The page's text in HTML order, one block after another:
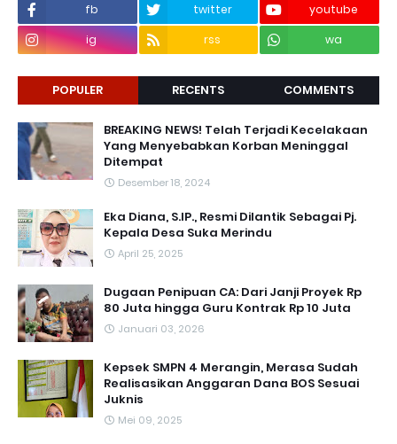
fb twitter
youtube
ig
rss wa
POPULER RECENTS COMMENTS
BREAKING NEWS! Telah Terjadi Kecelakaan
Yang Menyebabkan Korban Meninggal
Ditempat
Desember 18, 2024
Eka Diana, S.IP., Resmi Dilantik Sebagai Pj.
Kepala Desa Suka Merindu
April 25, 2025
Dugaan Penipuan CA: Dari Janji Proyek Rp
80 Juta hingga Guru Kontrak Rp 10 Juta
Januari 03, 2026
Kepsek SMPN 4 Merangin, Merasa Sudah
Realisasikan Anggaran Dana BOS Sesuai
Juknis
Mei 09, 2025